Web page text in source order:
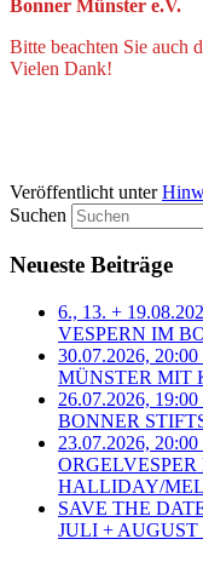
Bonner Münster e.V.
Bitte beachten Sie auch
Vielen Dank!
Veröffentlicht unter
Suchen
Neueste Beiträge
6., 13. +
VESPERN IM
30.07.2026,
MÜNSTER MIT
26.07.2026,
BONNER
23.07.2026,
HALLIDAY/
SAVE THE
JULI + AUGUST